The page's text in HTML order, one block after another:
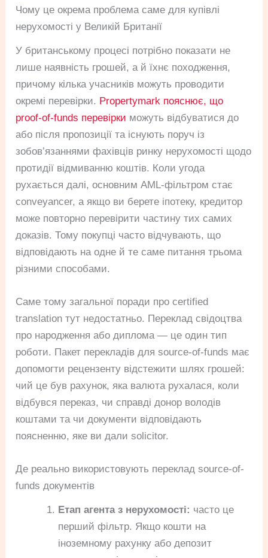
Чому це окрема проблема саме для купівлі
нерухомості у Великій Британії
У британському процесі потрібно показати не
лише наявність грошей, а й їхнє походження,
причому кілька учасників можуть проводити
окремі перевірки. Propertymark пояснює, що
proof-of-funds перевірки можуть відбуватися до
або після пропозиції та існують поруч із
зобов’язаннями фахівців ринку нерухомості щодо
протидії відмиванню коштів. Коли угода
рухається далі, основним AML-фільтром стає
conveyancer, а якщо ви берете іпотеку, кредитор
може повторно перевірити частину тих самих
доказів. Тому покупці часто відчувають, що
відповідають на одне й те саме питання трьома
різними способами.
Саме тому загальної поради про certified
translation тут недостатньо. Переклад свідоцтва
про народження або диплома — це один тип
роботи. Пакет перекладів для source-of-funds має
допомогти рецензенту відстежити шлях грошей:
чий це був рахунок, яка валюта рухалася, коли
відбувся переказ, чи справді донор володів
коштами та чи документи відповідають
поясненню, яке ви дали solicitor.
Де реально використовують переклад source-of-
funds документів
Етап агента з нерухомості: часто це
перший фільтр. Якщо кошти на
іноземному рахунку або депозит